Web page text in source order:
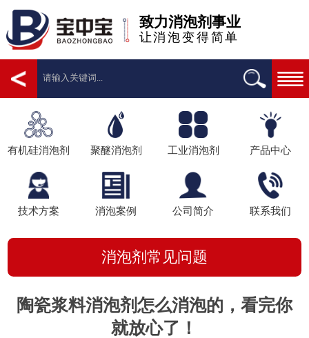
致力消泡剂事业
让消泡变得简单
有机硅消泡剂 聚醚消泡剂 工业消泡剂 产品中心
技术方案 消泡案例 公司简介 联系我们
消泡剂常见问题
陶瓷浆料消泡剂怎么消泡的，看完你
就放心了！